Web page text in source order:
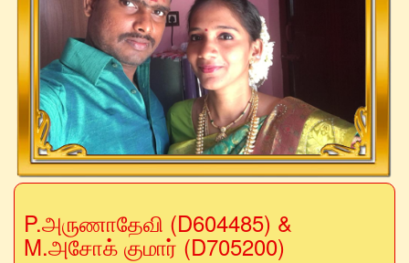
P.அருணாதேவி (D604485) &
M.அசோக் குமார் (D705200)